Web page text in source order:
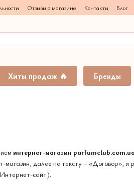
Отзывы о магазине Контакты Блог
Хиты продаж 🔥 Бренды
интернет-магазин parfumclub.com.ua
магазин, далее по тексту –
сайт).